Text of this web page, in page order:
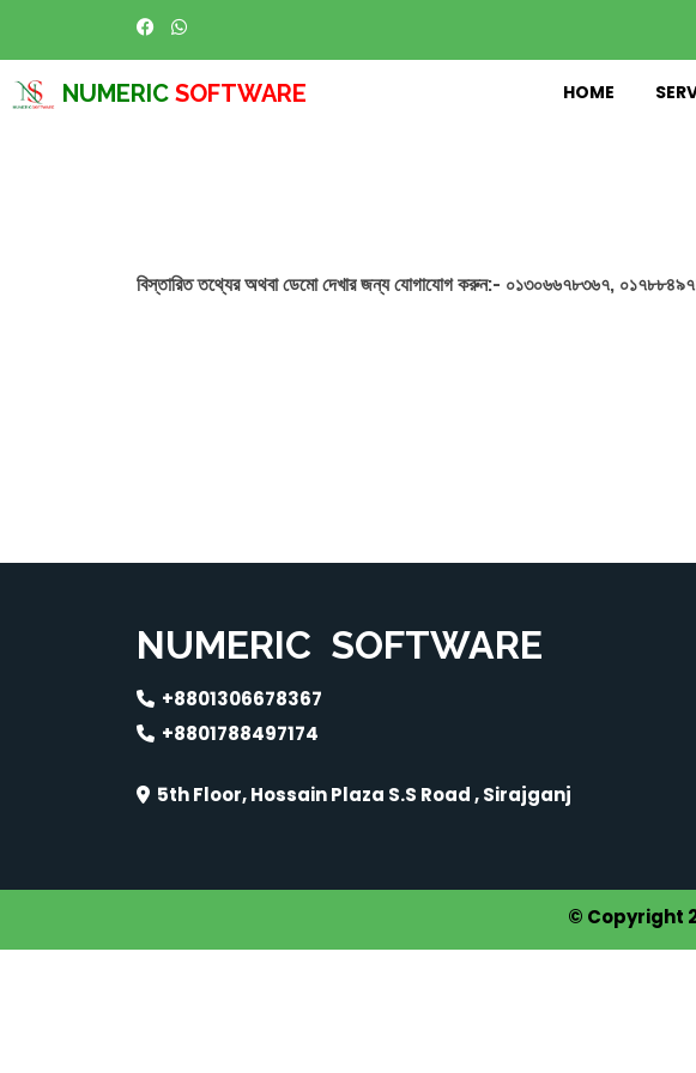
NUMERIC SOFTWARE HOME
বিস্তারিত তথ্যের অথবা ডেমো দেখার জন্য যোগাযোগ করুন:- ০১৩০৬৬৭৮৩৬৭,
NUMERIC SOFTWARE
+8801306678367
+8801788497174
5th Floor, Hossain Plaza S.S Road , Sirajganj
© Copyright